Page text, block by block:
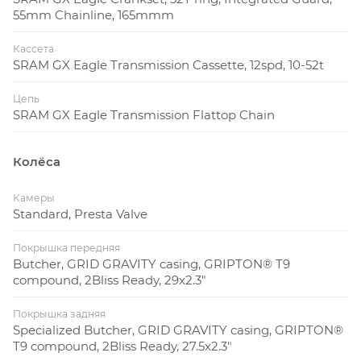
Specialized SL 1.2: он обеспечивает на 43% больше
крутящего момента (50 Нм) и на 33% больше
мощности (320 Вт), чем его предшественник.
Благодаря непревзойденной эффективности, ничто
веса. В паре с бесперебойным аккумулятором
сверхъестественное усиление в течение 5 часов в
экономичном режиме. Продлите время поездки с
(продается отдельно), который плотно прилегает к
клетке для бутылок и увеличивает запас хода на
ВСЕ ПОДКЛЮЧЕНО: MasterMind TCU, наш
передовой блок управления электронным
55mm Chainline, 165mmm
Кассета
SRAM GX Eagle Transmission Cassette, 12spd, 10-52t
Цепь
SRAM GX Eagle Transmission Flattop Chain
Колёса
Камеры
Standard, Presta Valve
Покрышка передняя
Butcher, GRID GRAVITY casing, GRIPTON® T9
compound, 2Bliss Ready, 29x2.3"
Покрышка задняя
Specialized Butcher, GRID GRAVITY casing, GRIPTON®
T9 compound, 2Bliss Ready, 27.5x2.3"